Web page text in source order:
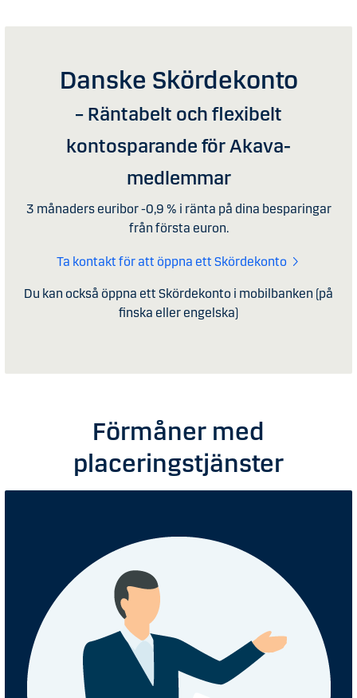
Danske Skördekonto
– Räntabelt och flexibelt
kontosparande för Akava-
medlemmar
3 månaders euribor -0,9 % i ränta på dina besparingar
från första euron.
Ta kontakt för att öppna ett Skördekonto
Du kan också öppna ett Skördekonto i mobilbanken (på
finska eller engelska)
Förmåner med
placeringstjänster